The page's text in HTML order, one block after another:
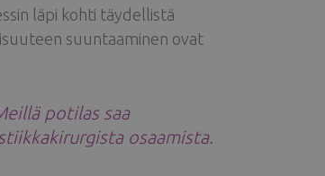
läpi kohti täydellistä
suuntaaminen ovat
potilas saa
osaamista.